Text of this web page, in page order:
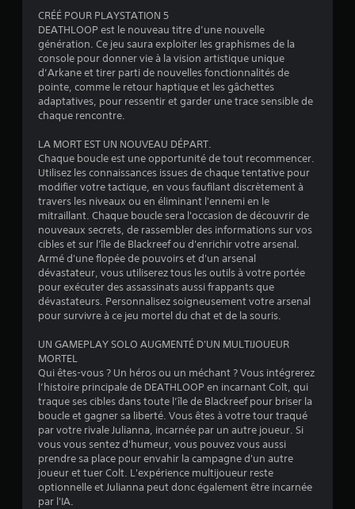
.
J
o
u
a
b
e
s
a
n
s
a
v
o
i
r
à
p
u
y
e
r
s
i
m
u
a
m
e
p
l
a
y
à
o
u
t
m
o
m
e
n
t
.
M
s
e
n
p
a
u
s
e
d
CRÉÉ POUR PLAYSTATION 5
DEATHLOOP est le nouveau titre d’une nouvelle
génération. Ce jeu saura exploiter les graphismes de la
console pour donner vie à la vision artistique unique
d’Arkane et tirer parti de nouvelles fonctionnalités de
pointe, comme le retour haptique et les gâchettes
adaptatives, pour ressentir et garder une trace sensible de
chaque rencontre.
LA MORT EST UN NOUVEAU DÉPART.
Chaque boucle est une opportunité de tout recommencer.
Utilisez les connaissances issues de chaque tentative pour
modifier votre tactique, en vous faufilant discrètement à
travers les niveaux ou en éliminant l'ennemi en le
mitraillant. Chaque boucle sera l'occasion de découvrir de
nouveaux secrets, de rassembler des informations sur vos
cibles et sur l'île de Blackreef ou d'enrichir votre arsenal.
Armé d'une flopée de pouvoirs et d'un arsenal
dévastateur, vous utiliserez tous les outils à votre portée
pour exécuter des assassinats aussi frappants que
dévastateurs. Personnalisez soigneusement votre arsenal
pour survivre à ce jeu mortel du chat et de la souris.
UN GAMEPLAY SOLO AUGMENTÉ D'UN MULTIJOUEUR
MORTEL
Qui êtes-vous ? Un héros ou un méchant ? Vous intégrerez
l’histoire principale de DEATHLOOP en incarnant Colt, qui
traque ses cibles dans toute l’île de Blackreef pour briser la
boucle et gagner sa liberté. Vous êtes à votre tour traqué
par votre rivale Julianna, incarnée par un autre joueur. Si
vous vous sentez d'humeur, vous pouvez vous aussi
prendre sa place pour envahir la campagne d'un autre
joueur et tuer Colt. L'expérience multijoueur reste
optionnelle et Julianna peut donc également être incarnée
par l'IA.